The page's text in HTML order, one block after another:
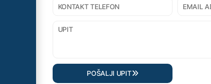
POŠALJI UPIT